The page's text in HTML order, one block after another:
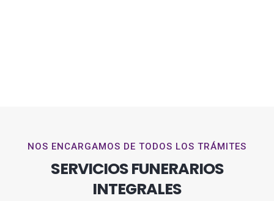
NOS ENCARGAMOS DE TODOS LOS TRÁMITES
SERVICIOS FUNERARIOS
INTEGRALES